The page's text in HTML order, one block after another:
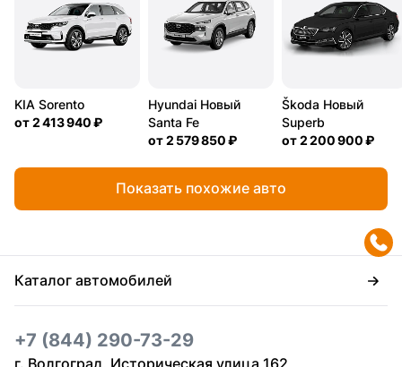
KIA Sorento
от2 413 940 ₽
Hyundai Новый
Santa Fe
от2 579 850 ₽
Škoda Новый
Superb
от2 200 900 ₽
Показать похожие авто
Каталог автомобилей
+7 (844) 290-73-29
г. Волгоград, Историческая улица 162